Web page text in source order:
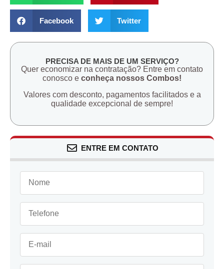
Facebook Twitter
PRECISA DE MAIS DE UM SERVIÇO?
Quer economizar na contratação? Entre em contato
conosco e conheça nossos Combos!
Valores com desconto, pagamentos facilitados e a
qualidade excepcional de sempre!
ENTRE EM CONTATO